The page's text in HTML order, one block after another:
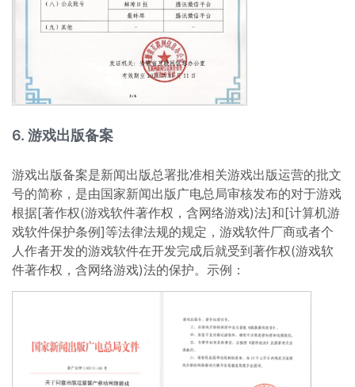
6. 游戏出版备案
游戏出版备案是新闻出版总署批准相关游戏出版运营的批文
号的简称，是由国家新闻出版广电总局审核发布的对于游戏
根据[著作权(游戏软件著作权，含网络游戏)法]和[计算机游
戏软件保护条例]等法律法规的规定，游戏软件厂商或者个
人作者开发的游戏软件在开发完成后就受到著作权(游戏软
件著作权，含网络游戏)法的保护。示例：